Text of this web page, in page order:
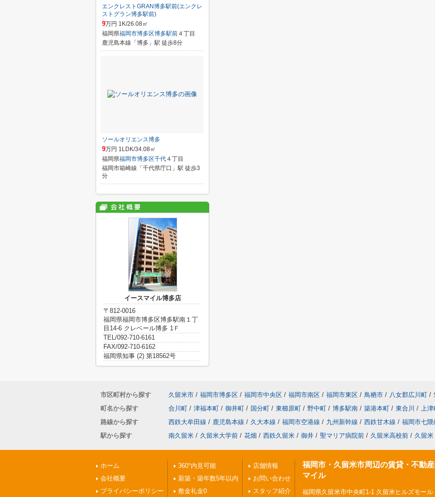
エンクレストGRAN博多駅前(エンクレ
ストグラン博多駅前)
9万円 1K/26.08㎡
福岡県福岡市博多区博多駅前４丁目
鹿児島本線「博多」駅 徒歩8分
ソールオリエンス博多
9万円 1LDK/34.08㎡
福岡県福岡市博多区千代４丁目
福岡市箱崎線「千代県庁口」駅 徒歩3
分
イースマイル博多店
〒812-0016
福岡県福岡市博多区博多駅南１丁
目14-6 クレベール博多 1Ｆ
TEL/092-710-6161
FAX/092-710-6162
福岡県知事 (2) 第18562号
市区町村から探す 久留米市 / 福岡市博多区 / 福岡市中央区 / 福岡市南区 / 福岡市東区 / 鳥栖市 / 八女郡広川町 /
町名から探す
合川町 / 津福本町 / 御井町 / 国分町 / 東櫛原町 / 野中町 / 博多駅南 / 築港本町 / 東合川 / 上津
路線から探す
西鉄大牟田線 / 鹿児島本線 / 久大本線 / 福岡市空港線 / 九州新幹線 / 西鉄甘木線 / 福岡市七隈
駅から探す
南久留米 / 久留米大学前 / 花畑 / 西鉄久留米 / 御井 / 聖マリア病院前 / 久留米高校前 / 久留米
ホーム
会社概要
プライバシーポリシー
360°内見可能
新築・築年数5年以内
敷金礼金0
店舗情報
お問い合わせ
スタッフ紹介
福岡市・久留米市周辺の賃貸・不動
マイル
福岡県久留米市中央町1-1 久留米ヒルズモール